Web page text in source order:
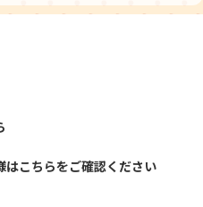
はこちらをご確認ください